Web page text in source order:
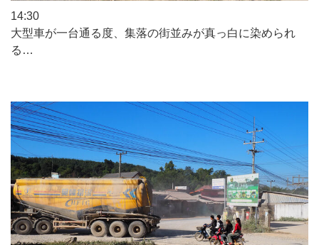
14:30
大型車が一台通る度、集落の街並みが真っ白に染められ
る…